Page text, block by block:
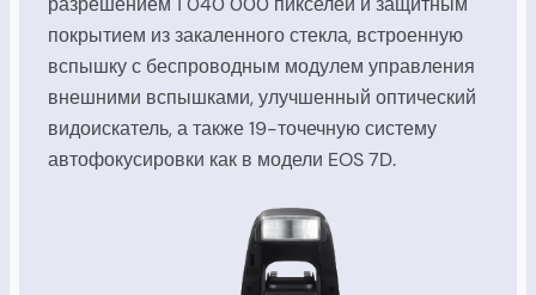
покрытием из закаленного стекла, встроенную
вспышку с беспроводным модулем управления
внешними вспышками, улучшенный оптический
видоискатель, а также 19-точечную систему
автофокусировки как в модели EOS 7D.